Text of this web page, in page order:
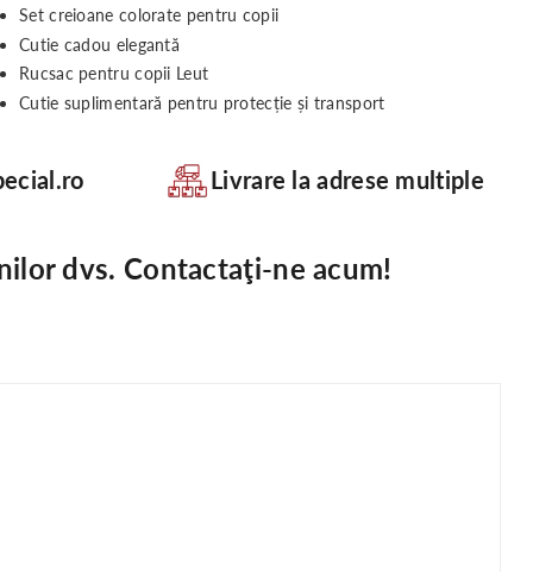
Set creioane colorate pentru copii
Cutie cadou elegantă
Rucsac pentru copii Leut
Cutie suplimentară pentru protecție și transport
Livrare la adrese multiple
dvs. Contactaţi-ne acum!